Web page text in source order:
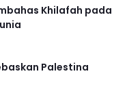
Khilafah pada
Palestina